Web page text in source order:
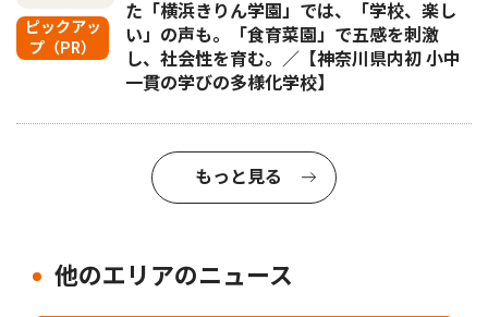
ピックアッ
プ（PR）
た「横浜きりん学園」では、「学校、楽し
い」の声も。「食育菜園」で五感を刺激
し、社会性を育む。／【神奈川県内初 小中
一貫の学びの多様化学校】
もっと見る
他のエリアのニュース